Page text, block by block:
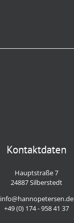
Kontaktdaten
Hauptstraße 7
24887 Silberstedt
info@hannopetersen.de
+49 (0) 174 - 958 41 37